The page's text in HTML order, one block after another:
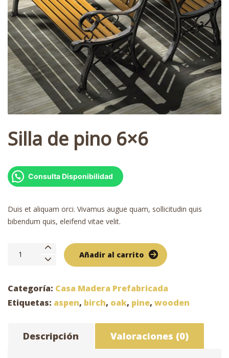
Silla de pino 6×6
Consulta Disponibilidad
Duis et aliquam orci. Vivamus augue quam, sollicitudin quis
bibendum quis, eleifend vitae velit.
6×6
cantidad
Añadir al carrito
Categoría: Casa Madera Prefabricada
Etiquetas: aspen, birch, oak, pine, wooden
Descripción Valoraciones (0)